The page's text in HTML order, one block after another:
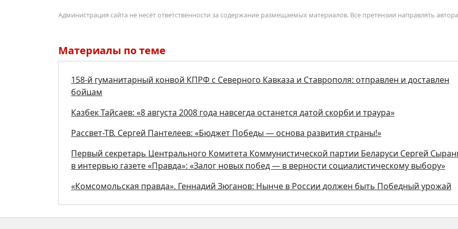
Администрация сайта не несёт ответственности за содержание размещаемых материалов. Все претензии направлять
Материалы по теме
158-й гуманитарный конвой КПРФ с Северного Кавказа и Ставрополя: отправлен и доставлен
бойцам
Казбек Тайсаев: «8 августа 2008 года навсегда останется датой скорби и траура»
Рассвет-ТВ. Сергей Пантелеев: «Бюджет Победы — основа развития страны!»
Первый секретарь Центрального Комитета Коммунистической партии Беларуси Сергей
в интервью газете «Правда»: «Залог новых побед — в верности социалистическому выбору»
«Комсомольская правда». Геннадий Зюганов: Нынче в России должен быть Победный урожай